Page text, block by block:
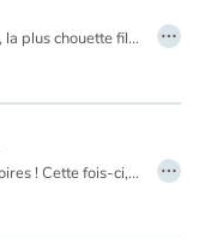
C’est l’anniversaire d’Amanda, la plus chouette fille du quartier. Clovis, très fier, a mis son costume, son nœud-papillon et lui apporte un cadeau énoooooorme. Et Téo… Que va-t-il lui offrir ? Quel problème, cette histoire de cadeau ! …
Clovis ne raconte que des histoires ! Cette fois-ci, il affirme à Amanda qu’il a déjà avalé des cafards. Quel frimeur ! Mais Téo et Amanda vont mettre Clovis à l’épreuve… …